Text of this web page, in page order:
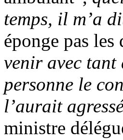
temps, il m’a
éponge pas les
venir avec tant
personne le
l’aurait
ministre